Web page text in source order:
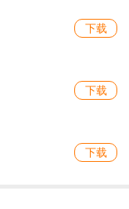
下载
下载
下载